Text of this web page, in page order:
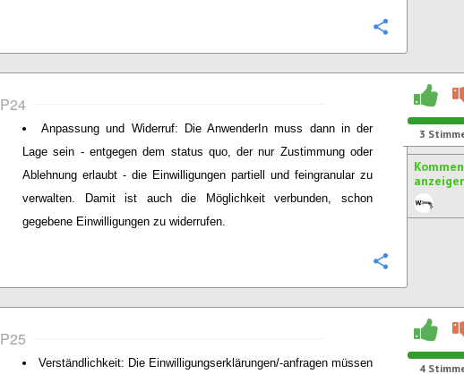
P24
Anpassung und Widerruf: Die AnwenderIn muss dann in der
Lage sein - entgegen dem status quo, der nur Zustimmung oder
Ablehnung erlaubt - die Einwilligungen partiell und feingranular zu
verwalten. Damit ist auch die Möglichkeit verbunden, schon
gegebene Einwilligungen zu widerrufen.
3
P25
Verständlichkeit: Die Einwilligungserklärungen/-anfragen müssen
4